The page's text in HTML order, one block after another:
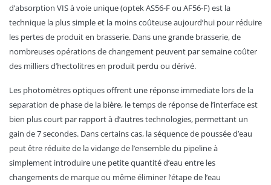
d’absorption VIS à voie unique (optek AS56-F ou AF56-F) est la
technique la plus simple et la moins coûteuse aujourd’hui pour réduire
les pertes de produit en brasserie. Dans une grande brasserie, de
nombreuses opérations de changement peuvent par semaine coûter
des milliers d’hectolitres en produit perdu ou dérivé.
Les photomètres optiques offrent une réponse immediate lors de la
separation de phase de la bière, le temps de réponse de l’interface est
bien plus court par rapport à d’autres technologies, permettant un
gain de 7 secondes. Dans certains cas, la séquence de poussée d’eau
peut être réduite de la vidange de l’ensemble du pipeline à
simplement introduire une petite quantité d’eau entre les
changements de marque ou même éliminer l’étape de l’eau